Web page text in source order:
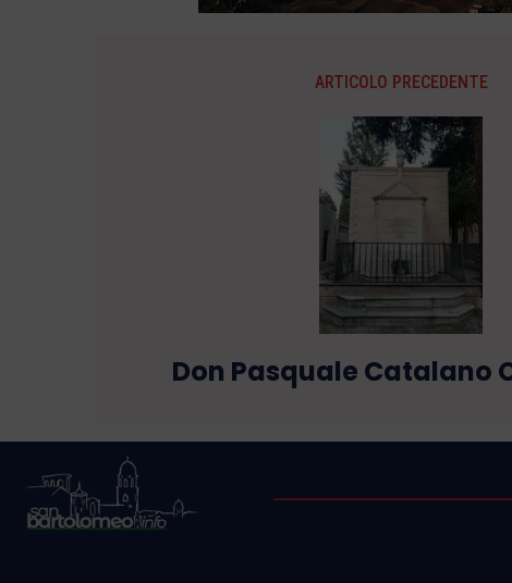
ARTICOLO PRECEDENTE
Don Pasquale Catalano